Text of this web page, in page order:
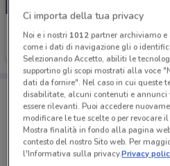
Camicissima
Scade il 31/08
Porta DoveConviene
Puoi trovare le migliori
salvarle e creare la tua
dal tuo cellulare.
Ci importa della tua privacy
Noi e i nostri 1012partner archiviamo
come i dati di navigazione gli o
Selezionando Accetto, abiliti le
supportino gli scopi mostrati alla voce
dati da fornire". Nel caso in cui queste
disabilitate, alcuni contenuti e annunci
essere rilevanti. Puoi accedere
modificare le tue scelte o per revocare
Mostra finalità in fondo alla pagina
contesto del nostro Sito web. Per
l'Informativa sulla privacy.Privacy